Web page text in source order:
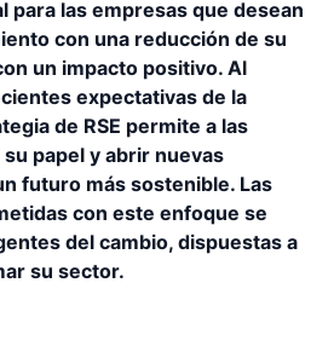
para las empresas que desean
con una reducción de su
un impacto positivo. Al
expectativas de la
de RSE permite a las
papel y abrir nuevas
futuro más sostenible. Las
con este enfoque se
del cambio, dispuestas a
su sector.